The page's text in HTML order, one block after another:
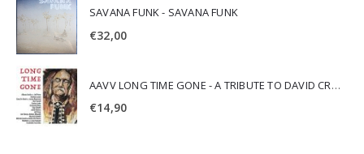
SAVANA FUNK - SAVANA FUNK
€32,00
AAVV LONG TIME GONE - A TRIBUTE TO DAVID CROSBY
€14,90